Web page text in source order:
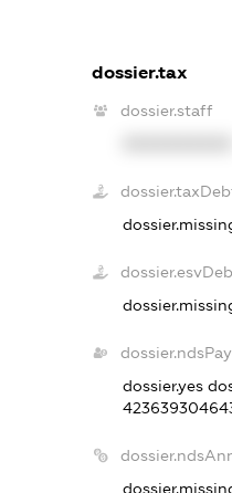
dossier.tax
dossier.staff
dossier.yes